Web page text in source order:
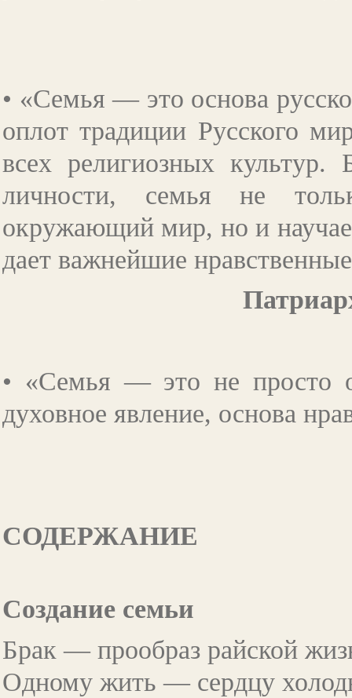
• «Семья — это основа
оплот традиции Русского
всех религиозных культур.
личности, семья не
окружающий мир, но и
дает важнейшие
• «Семья — это не просто
духовное явление, основа
СОДЕРЖАНИЕ
Создание семьи
Брак — прообраз райской
Одному жить — сердцу